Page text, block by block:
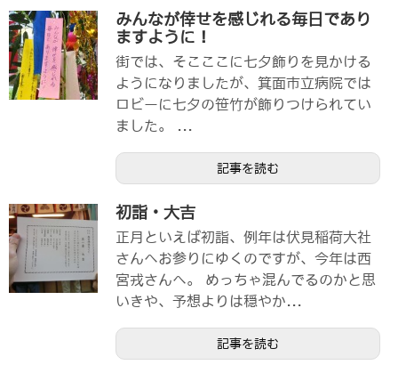
みんなが倖せを感じれる毎日であり
ますように！
街では、そこここに七夕飾りを見かける
ようになりましたが、箕面市立病院では
ロビーに七夕の笹竹が飾りつけられてい
ました。 ...
記事を読む
初詣・大吉
正月といえば初詣、例年は伏見稲荷大社
さんへお参りにゆくのですが、今年は西
宮戎さんへ。 めっちゃ混んでるのかと思
いきや、予想よりは穏やか...
記事を読む